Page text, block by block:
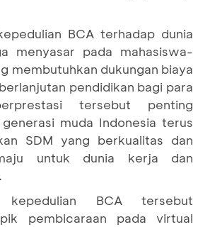
BCA terhadap dunia
menyasar pada mahasiswa-
membutuhkan dukungan biaya
pendidikan bagi para
tersebut penting
muda Indonesia terus
SDM yang berkualitas dan
untuk dunia kerja dan
BCA tersebut
pembicaraan pada virtual